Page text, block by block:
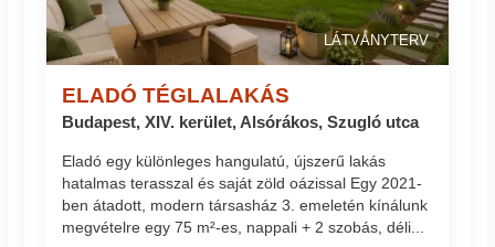
LÁTVÁNYTERV
ELADÓ TÉGLALAKÁS
Budapest, XIV. kerület, Alsórákos, Szugló utca
Eladó egy különleges hangulatú, újszerű lakás
hatalmas terasszal és saját zöld oázissal Egy 2021-
ben átadott, modern társasház 3. emeletén kínálunk
megvételre egy 75 m²-es, nappali + 2 szobás, déli...